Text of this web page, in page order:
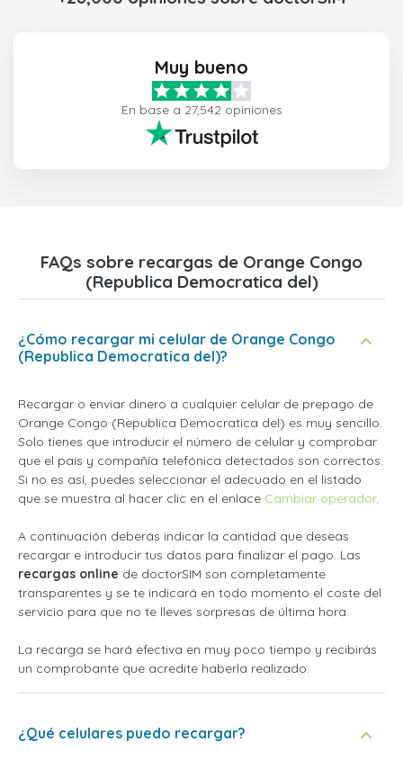
Muy bueno
En base a 27,542 opiniones
FAQs sobre recargas de Orange Congo
(Republica Democratica del)
¿Cómo recargar mi celular de Orange Congo
(Republica Democratica del)?
Recargar o enviar dinero a cualquier celular de prepago de
Orange Congo (Republica Democratica del) es muy sencillo.
Solo tienes que introducir el número de celular y comprobar
que el país y compañía telefónica detectados son correctos.
Si no es así, puedes seleccionar el adecuado en el listado
que se muestra al hacer clic en el enlace Cambiar operador.
A continuación deberás indicar la cantidad que deseas
recargar e introducir tus datos para finalizar el pago. Las
recargas online de doctorSIM son completamente
transparentes y se te indicará en todo momento el coste del
servicio para que no te lleves sorpresas de última hora.
La recarga se hará efectiva en muy poco tiempo y recibirás
un comprobante que acredite haberla realizado.
¿Qué celulares puedo recargar?